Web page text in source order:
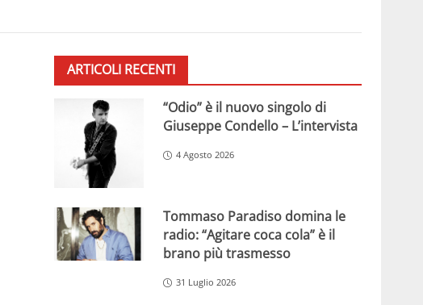
ARTICOLI RECENTI
“Odio” è il nuovo singolo di
Giuseppe Condello – L’intervista
4 Agosto 2026
Tommaso Paradiso domina le
radio: “Agitare coca cola” è il
brano più trasmesso
31 Luglio 2026